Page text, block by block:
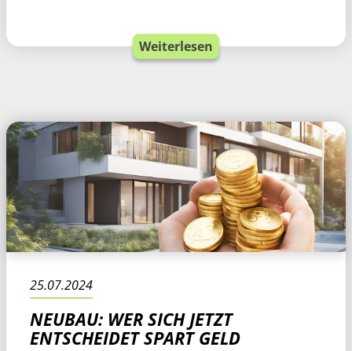
Weiterlesen
25.07.2024
NEUBAU: WER SICH JETZT
ENTSCHEIDET SPART GELD